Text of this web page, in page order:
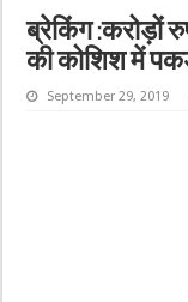
ब्रेकिंग :करोड़ों
की कोशिश में
September 29, 2019